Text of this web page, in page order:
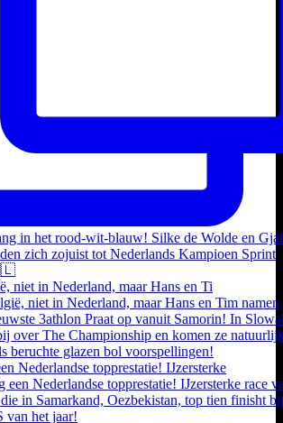
niet in Nederland, maar Hans en Ti
Nederlandse topprestatie! IJzersterke